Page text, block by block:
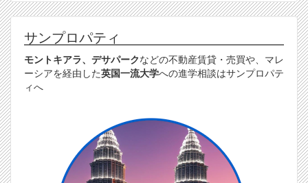
サンプロパティ
モントキアラ、デサパークなどの不動産賃貸・売買や、マレ
ーシアを経由した英国一流大学への進学相談はサンプロパテ
ィへ